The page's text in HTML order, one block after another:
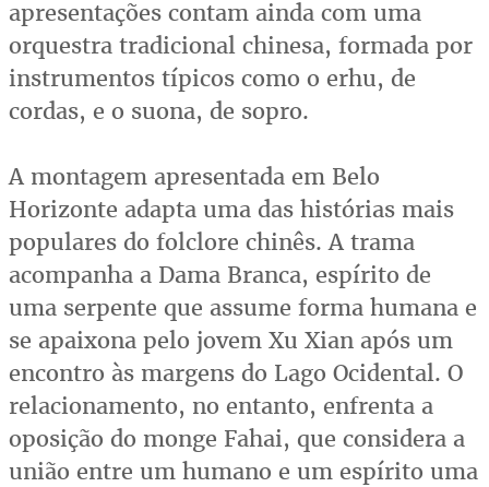
apresentações contam ainda com uma
orquestra tradicional chinesa, formada por
instrumentos típicos como o erhu, de
cordas, e o suona, de sopro.
A montagem apresentada em Belo
Horizonte adapta uma das histórias mais
populares do folclore chinês. A trama
acompanha a Dama Branca, espírito de
uma serpente que assume forma humana e
se apaixona pelo jovem Xu Xian após um
encontro às margens do Lago Ocidental. O
relacionamento, no entanto, enfrenta a
oposição do monge Fahai, que considera a
união entre um humano e um espírito uma